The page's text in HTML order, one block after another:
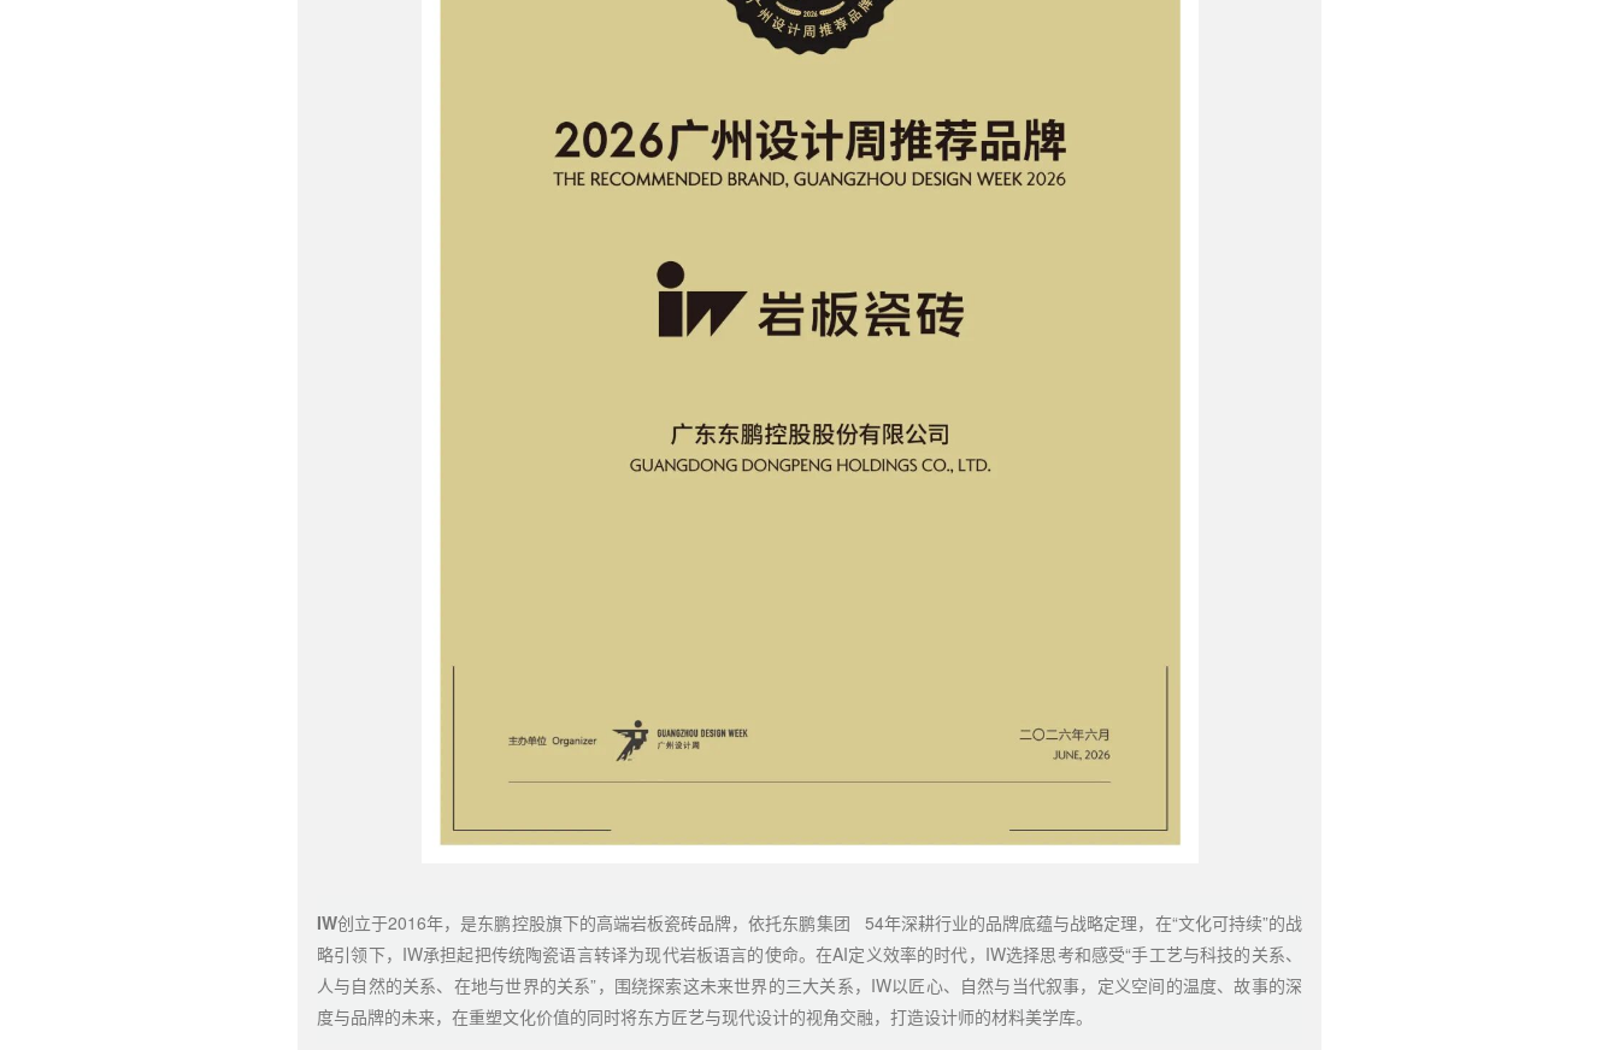
IW创立于2016年，是东鹏控股旗下的高端岩板瓷砖品牌，依托东鹏集团
54年深耕行业的品牌底蕴与战略定理，在“文化可持续”的战
略引领下，IW承担起把传统陶瓷语言转译为现代岩板语言的使命。在AI定义效率的时代，IW选择思考和感受“手工艺与科技的关系、
人与自然的关系、在地与世界的关系”，围绕探索这未来世界的三大关系，IW以匠心、自然与当代叙事，定义空间的温度、故事的深
度与品牌的未来，在重塑文化价值的同时将东方匠艺与现代设计的视角交融，打造设计师的材料美学库。